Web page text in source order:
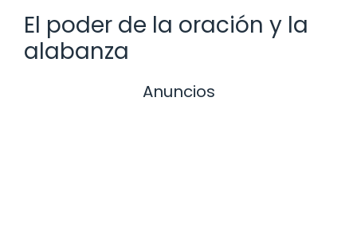
El poder de la oración y la
alabanza
Anuncios